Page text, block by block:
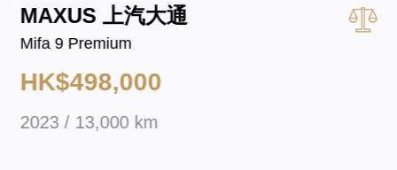
MAXUS 上汽大通
Mifa 9 Premium
HK$498,000
2023 / 13,000 km